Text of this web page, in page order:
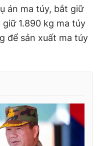
án ma túy, bắt giữ
1.890 kg ma túy
để sản xuất ma túy